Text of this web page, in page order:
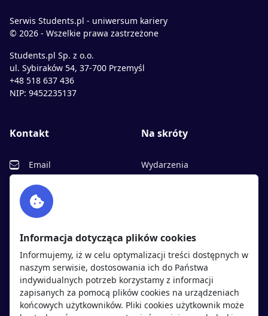
Serwis Students.pl - uniwersum kariery
© 2026 - Wszelkie prawa zastrzeżone
Students.pl Sp. z o.o.
ul. Sybiraków 54, 37-700 Przemyśl
+48 518 637 436
NIP: 9452235137
Kontakt
Email
Facebook
Twitter
Na skróty
Wydarzenia
Polityka cookies
Polityka prywatności
Kandydaci Pracodawcy
Informacja dotycząca plików cookies
Informujemy, iż w celu optymalizacji treści dostępnych w
naszym serwisie, dostosowania ich do Państwa
indywidualnych potrzeb korzystamy z informacji
zapisanych za pomocą plików cookies na urządzeniach
końcowych użytkowników. Pliki cookies użytkownik może